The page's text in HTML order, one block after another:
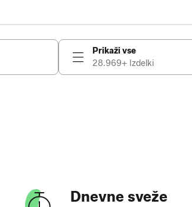
Prikaži vse
28.969+ Izdelki
Dnevne sveže